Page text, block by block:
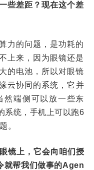
些差距？现在这个差
力的问题，是功耗的
上来，因为眼镜还是
的电池，所以对眼镜
云协同的系统，它并
然端侧可以放一些东
系统，手机上可以跑6
。
镜上，它会向咱们授
就帮我们做事的Agen